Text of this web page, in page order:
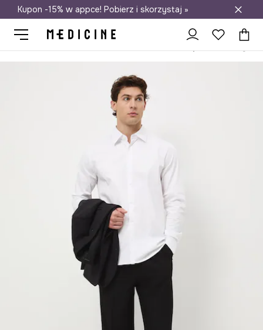
Darmowa dostawa do salonów
Kupon -15% w appce! Pobierz i skorzystaj »